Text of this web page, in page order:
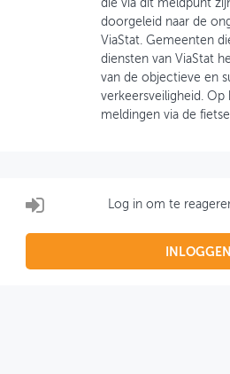
OVER FIETSBERAAD
THEMASITES
MIJN PROFIEL
GEBRUIKER
die via dit meldpunt
doorgeleid naar de
ViaStat. Gemeenten
diensten van ViaStat
van de objectieve en
verkeersveiligheid.
meldingen via de
Log in om te
INLOGGEN